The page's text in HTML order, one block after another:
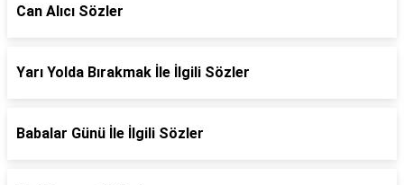
Can Alıcı Sözler
Yarı Yolda Bırakmak İle İlgili Sözler
Babalar Günü İle İlgili Sözler